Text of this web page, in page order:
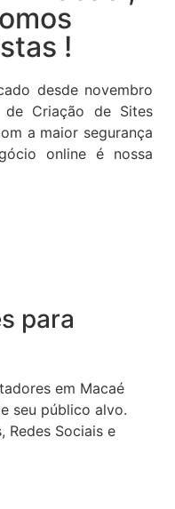
!
desde novembro
Criação de Sites
a maior segurança
online é nossa
para
em Macaé
seu público alvo.
Redes Sociais e